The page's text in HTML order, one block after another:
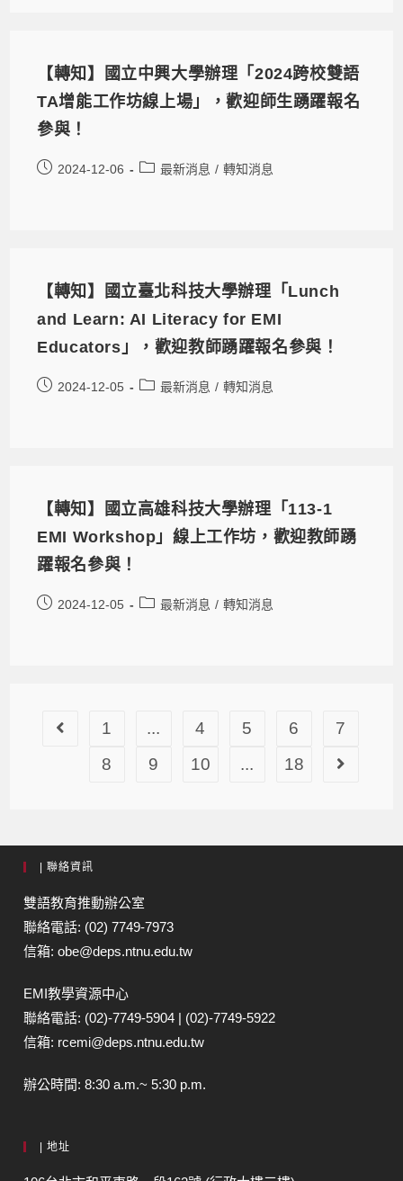
【轉知】國立中興大學辦理「2024跨校雙語
TA增能工作坊線上場」，歡迎師生踴躍報名
參與！
2024-12-06 最新消息 / 轉知消息
【轉知】國立臺北科技大學辦理「Lunch
and Learn: AI Literacy for EMI
Educators」，歡迎教師踴躍報名參與！
2024-12-05 最新消息 / 轉知消息
【轉知】國立高雄科技大學辦理「113-1
EMI Workshop」線上工作坊，歡迎教師踴
躍報名參與！
2024-12-05 最新消息 / 轉知消息
1 ... 4 5 6
7
8
9 10 ... 18
| 聯絡資訊
雙語教育推動辦公室
聯絡電話: (02) 7749-7973
信箱: obe@deps.ntnu.edu.tw
EMI教學資源中心
聯絡電話: (02)-7749-5904 | (02)-7749-5922
信箱: rcemi@deps.ntnu.edu.tw
辦公時間: 8:30 a.m.~ 5:30 p.m.
| 地址